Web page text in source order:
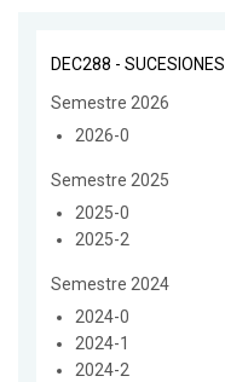
DEC288 - SUCESIONES
Semestre 2026
2026-0
Semestre 2025
2025-0
2025-2
Semestre 2024
2024-0
2024-1
2024-2